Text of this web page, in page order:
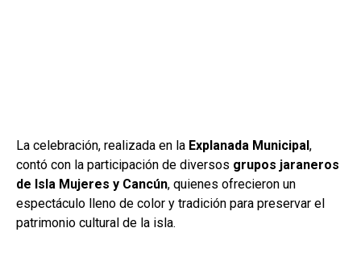
La celebración, realizada en la Explanada Municipal ,
contó con la participación de diversos grupos jaraneros
de Isla Mujeres y Cancún, quienes ofrecieron un
espectáculo lleno de color y tradición para preservar el
patrimonio cultural de la isla.